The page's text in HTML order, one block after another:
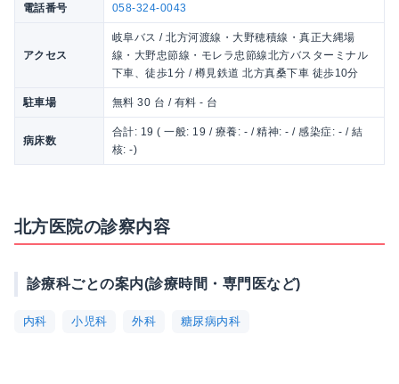
電話番号 058-324-0043
アクセス
岐阜バス / 北方河渡線・大野穂積線・真正大縄場
線・大野忠節線・モレラ忠節線北方バスターミナル
下車、徒歩1分 / 樽見鉄道 北方真桑下車 徒歩10分
駐車場 無料 30 台 / 有料 - 台
病床数
合計: 19 ( 一般: 19 / 療養: - / 精神: - / 感染症: - / 結
核: -)
北方医院の診察内容
診療科ごとの案内(診療時間・専門医など)
内科 小児科 外科 糖尿病内科